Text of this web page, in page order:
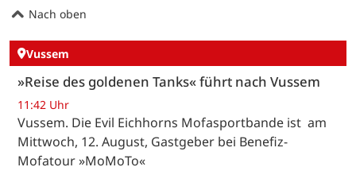
Nach oben
Vussem
»Reise des goldenen Tanks« führt nach Vussem
11:42 Uhr
Vussem. Die Evil Eichhorns Mofasportbande ist am
Mittwoch, 12. August, Gastgeber bei Benefiz-
Mofatour »MoMoTo«